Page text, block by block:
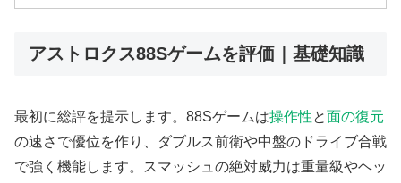
アストロクス88Sゲームを評価｜基礎知識
最初に総評を提示します。88Sゲームは操作性と面の復元
の速さで優位を作り、ダブルス前衛や中盤のドライブ合戦
で強く機能します。スマッシュの絶対威力は重量級やヘッ